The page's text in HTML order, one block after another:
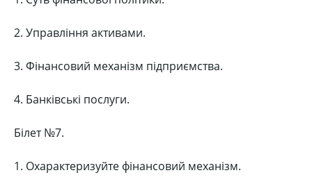
2. Управління активами.
3. Фінансовий механізм підприємства.
4. Банківські послуги.
Білет №7.
1. Охарактеризуйте фінансовий механізм.